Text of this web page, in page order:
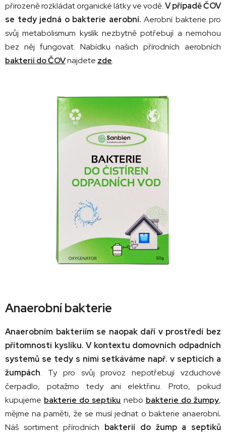
přirozeně rozkládat organické látky ve vodě.V případě ČOV
se tedy jedná o bakterie aerobní. Aerobní bakterie pro
svůj metabolismum kyslík nezbytně potřebují a nemohou
bez něj fungovat. Nabídku našich přírodních aerobních
bakterií do ČOVnajdete zde.
Anaerobní bakterie
Anaerobním bakteriím se naopak daří v prostředí bez
přítomnosti kyslíku. V kontextu domovních odpadních
systemů se tedy s nimi setkáváme např. v septicích a
žumpách. Ty pro svůj provoz nepotřebují vzduchové
čerpadlo, potažmo tedy ani elektřinu. Proto, pokud
kupujeme bakterie do septiku nebo bakterie do žumpy,
mějme na paměti, že se musí jednat o bakterie anaerobní.
Náš sortiment přírodních bakterií do žump a septiků